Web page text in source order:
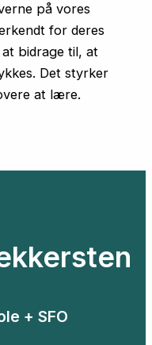
på vores
for deres
bidrage til, at
Det styrker
at lære.
+ SFO